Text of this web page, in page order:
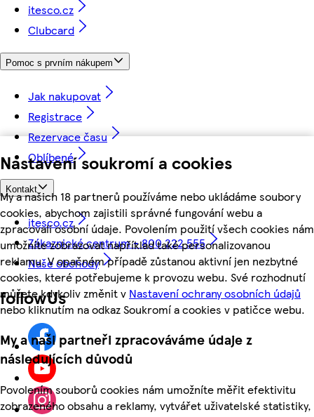
Nastavení soukromí a cookies
My a našich 18 partnerů používáme nebo ukládáme soubory
cookies, abychom zajistili správné fungování webu a
zpracovali osobní údaje. Povolením použití všech cookies nám
umožníte zobrazovat například také personalizovanou
reklamu. V opačném případě zůstanou aktivní jen nezbytné
cookies, které potřebujeme k provozu webu. Své rozhodnutí
můžete kdykoliv změnit v Nastavení ochrany osobních údajů
nebo kliknutím na odkaz Soukromí a cookies v patičce webu.
My a naši partneři zpracováváme údaje z
následujících důvodů
Povolením souborů cookies nám umožníte měřit efektivitu
zobrazeného obsahu a reklamy, vytvářet uživatelské statistiky,
itesco.cz
Clubcard
Pomoc s prvním nákupem
Jak nakupovat
Registrace
Rezervace času
Oblíbené
Kontakt
itesco.cz
Zákaznické centrum - 800 222 555
Naše obchody
followUs